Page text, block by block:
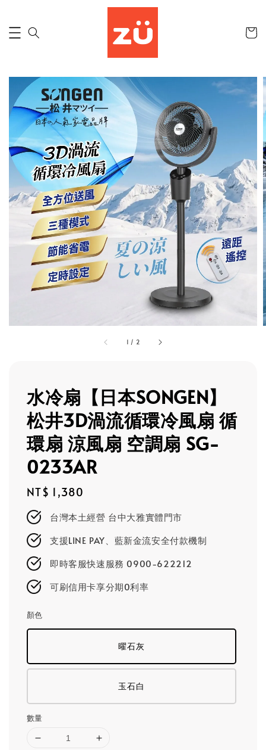
1 / 2
水冷扇【日本SONGEN】
松井3D渦流循環冷風扇 循
環扇 涼風扇 空調扇 SG-
0233AR
Regular
price
NT$ 1,380
台灣本土經營 台中大雅實體門市
支援LINE PAY、藍新金流安全付款機制
即時客服快速服務 0900-622212
可刷信用卡享分期0利率
顏色
曜石灰
玉石白
數量